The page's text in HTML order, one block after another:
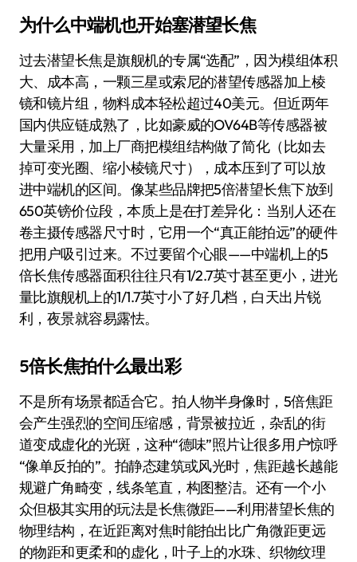
为什么中端机也开始塞潜望长焦
过去潜望长焦是旗舰机的专属“选配”，因为模组体积
大、成本高，一颗三星或索尼的潜望传感器加上棱
镜和镜片组，物料成本轻松超过40美元。但近两年
国内供应链成熟了，比如豪威的OV64B等传感器被
大量采用，加上厂商把模组结构做了简化（比如去
掉可变光圈、缩小棱镜尺寸），成本压到了可以放
进中端机的区间。像某些品牌把5倍潜望长焦下放到
650英镑价位段，本质上是在打差异化：当别人还在
卷主摄传感器尺寸时，它用一个“真正能拍远”的硬件
把用户吸引过来。不过要留个心眼——中端机上的5
倍长焦传感器面积往往只有1/2.7英寸甚至更小，进光
量比旗舰机上的1/1.7英寸小了好几档，白天出片锐
利，夜景就容易露怯。
5倍长焦拍什么最出彩
不是所有场景都适合它。拍人物半身像时，5倍焦距
会产生强烈的空间压缩感，背景被拉近，杂乱的街
道变成虚化的光斑，这种“德味”照片让很多用户惊呼
“像单反拍的”。拍静态建筑或风光时，焦距越长越能
规避广角畸变，线条笔直，构图整洁。还有一个小
众但极其实用的玩法是长焦微距——利用潜望长焦的
物理结构，在近距离对焦时能拍出比广角微距更远
的物距和更柔和的虚化，叶子上的水珠、织物纹理